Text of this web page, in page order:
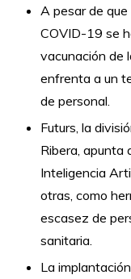
A pesar de
COVID-19 se
vacunación de
enfrenta a un
de personal.
Futurs, la
Ribera, apunta
Inteligencia
otras, como
escasez de
sanitaria.
La